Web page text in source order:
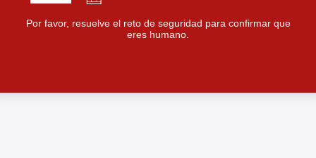
Por favor, resuelve el reto de seguridad para confirmar que
eres humano.